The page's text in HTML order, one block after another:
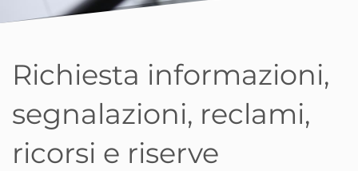
Richiesta informazioni,
segnalazioni, reclami,
ricorsi e riserve